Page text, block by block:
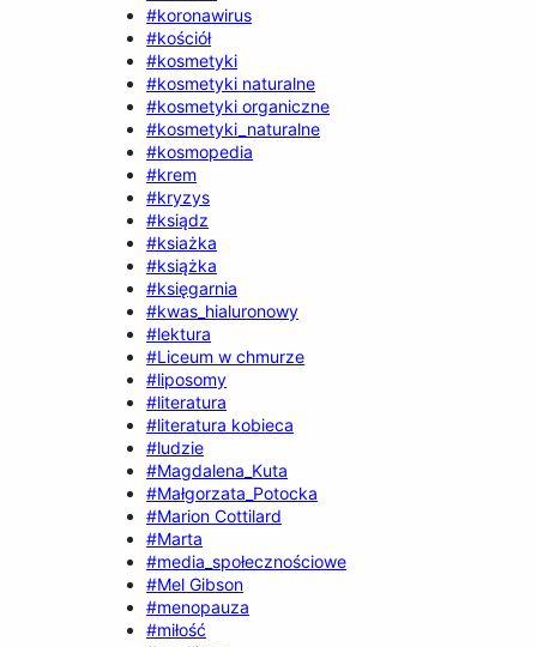
#koronawirus
#kościół
#kosmetyki
#kosmetyki naturalne
#kosmetyki organiczne
#kosmetyki_naturalne
#kosmopedia
#krem
#kryzys
#ksiądz
#ksiażka
#książka
#księgarnia
#kwas_hialuronowy
#lektura
#Liceum w chmurze
#liposomy
#literatura
#literatura kobieca
#ludzie
#Magdalena_Kuta
#Małgorzata_Potocka
#Marion Cottilard
#Marta
#media_społecznościowe
#Mel Gibson
#menopauza
#miłość